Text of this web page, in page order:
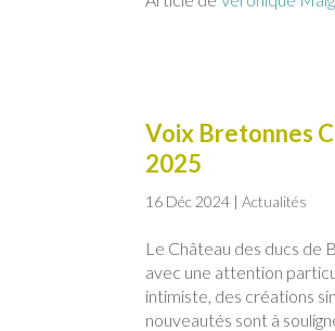
Voix Bretonnes
2025
16 Déc 2024 |Actualités
Le Château des ducs de
avec une attention
intimiste, des créations
nouveautés sont à